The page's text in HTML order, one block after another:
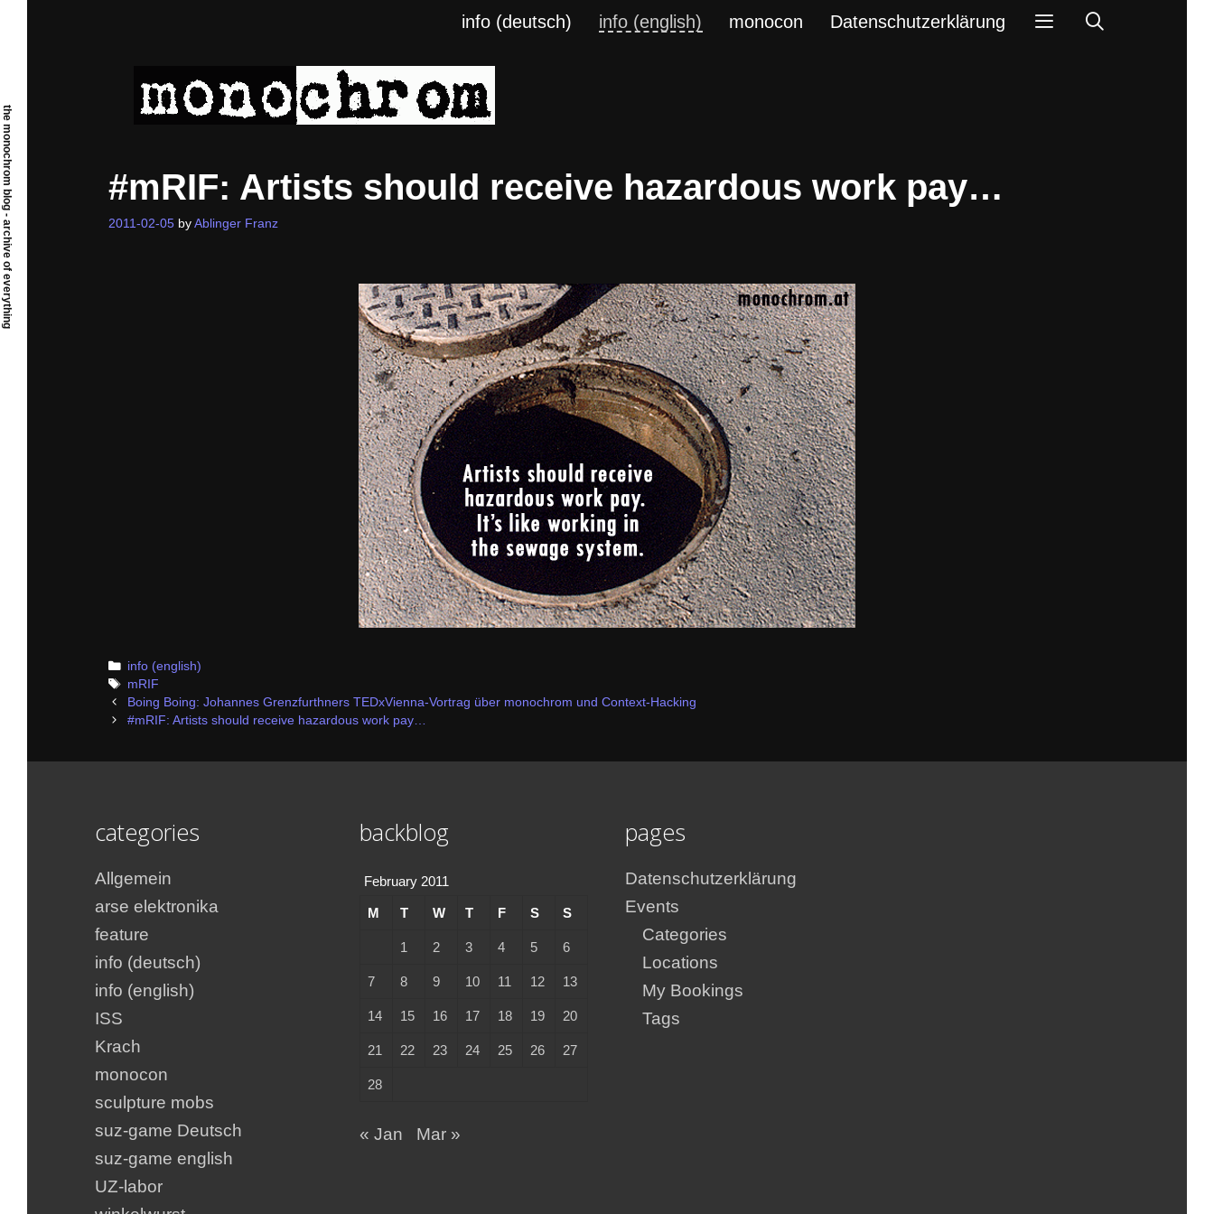
info (deutsch) info (english) monocon Datenschutzerklärung
#mRIF: Artists should receive hazardous work pay…
2011-02-05 by Ablinger Franz
Categories
info (english)
Tags
mRIF
Post
navigation
Boing Boing: Johannes Grenzfurthners TEDxVienna-Vortrag über monochrom und Context-Hacking
#mRIF: Artists should receive hazardous work pay…
categories
Allgemein
arse elektronika
feature
info (deutsch)
info (english)
ISS
Krach
monocon
sculpture mobs
suz-game Deutsch
suz-game english
UZ-labor
backblog
February 2011
M T W T F S S
1 2 3 4 5 6
7 8 9 10 11 12 13
14 15 16 17 18 19 20
21 22 23 24 25 26 27
28
« Jan Mar »
pages
Datenschutzerklärung
Events
Categories
Locations
My Bookings
Tags
the monochrom blog - archive of everything